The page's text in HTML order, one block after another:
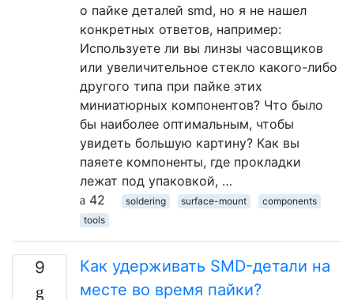
о пайке деталей smd, но я не нашел
конкретных ответов, например:
Используете ли вы линзы часовщиков
или увеличительное стекло какого-либо
другого типа при пайке этих
миниатюрных компонентов? Что было
бы наиболее оптимальным, чтобы
увидеть большую картину? Как вы
паяете компоненты, где прокладки
лежат под упаковкой, …
42
soldering surface-mount
components
tools
9
Как удерживать SMD-детали на
месте во время пайки?